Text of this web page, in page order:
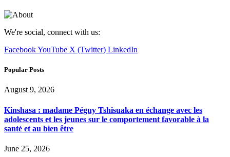
We're social, connect with us:
FacebookYouTube X (Twitter) LinkedIn
Popular Posts
August 9, 2026
Kinshasa : madame Péguy Tshisuaka en échange avec les
adolescents et les jeunes sur le comportement favorable à la
santé et au bien être
June 25, 2026